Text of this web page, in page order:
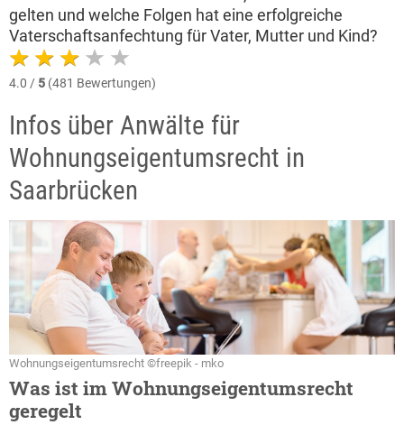
gelten und welche Folgen hat eine erfolgreiche
Vaterschaftsanfechtung für Vater, Mutter und Kind?
4.0 / 5 (481 Bewertungen)
Infos über Anwälte für
Wohnungseigentumsrecht in
Saarbrücken
Wohnungseigentumsrecht ©freepik - mko
Was ist im Wohnungseigentumsrecht
geregelt